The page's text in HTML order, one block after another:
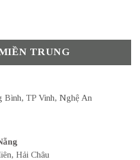
TRUNG
Bình, TP Vinh, Nghệ An
Hải Châu